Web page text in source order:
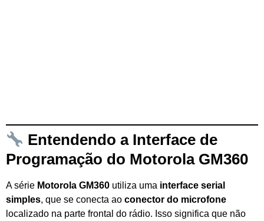
Entendendo a Interface de
Programação do Motorola GM360
A série Motorola GM360 utiliza uma interface serial
simples, que se conecta ao conector do microfone
localizado na parte frontal do rádio. Isso significa que não